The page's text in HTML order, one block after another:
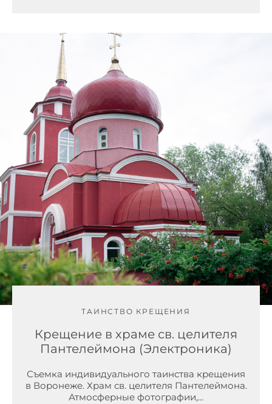
ТАИНСТВО КРЕЩЕНИЯ
Крещение в храме св. целителя
Пантелеймона (Электроника)
Съемка индивидуального таинства крещения
в Воронеже. Храм св. целителя Пантелеймона.
Атмосферные фотографии,...